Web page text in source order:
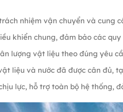
nhiệm vận chuyển và cung
khiển chung, đảm bảo các
lượng vật liệu theo đúng yêu
liệu và nước đã được cân đủ,
lực, hỗ trợ toàn bộ hệ thống,